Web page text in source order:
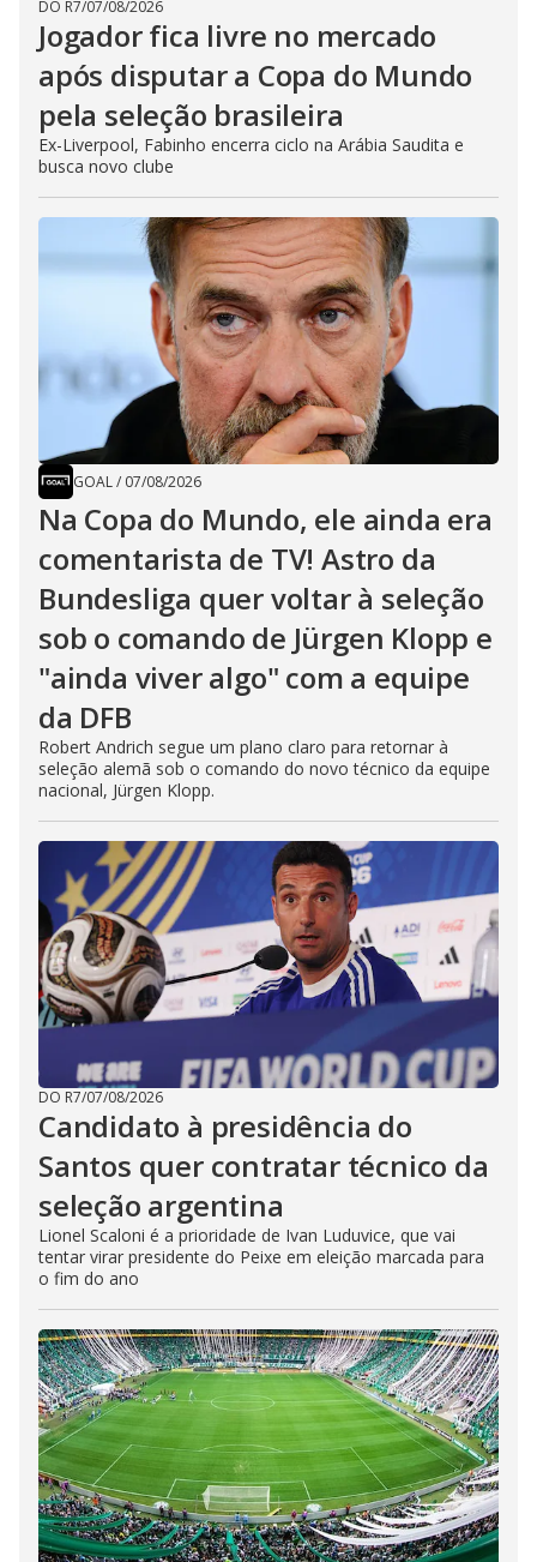
DO R7/07/08/2026
Jogador fica livre no mercado
após disputar a Copa do Mundo
pela seleção brasileira
Ex-Liverpool, Fabinho encerra ciclo na Arábia Saudita e
busca novo clube
GOAL/ 07/08/2026
Na Copa do Mundo, ele ainda era
comentarista de TV! Astro da
Bundesliga quer voltar à seleção
sob o comando de Jürgen Klopp e
"ainda viver algo" com a equipe
da DFB
Robert Andrich segue um plano claro para retornar à
seleção alemã sob o comando do novo técnico da equipe
nacional, Jürgen Klopp.
DO R7/07/08/2026
Candidato à presidência do
Santos quer contratar técnico da
seleção argentina
Lionel Scaloni é a prioridade de Ivan Luduvice, que vai
tentar virar presidente do Peixe em eleição marcada para
o fim do ano